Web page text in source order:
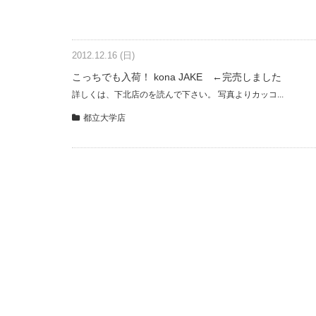
2012.12.16 (日)
こっちでも入荷！ kona JAKE ←完売しました
詳しくは、下北店のを読んで下さい。 写真よりカッコ...
都立大学店